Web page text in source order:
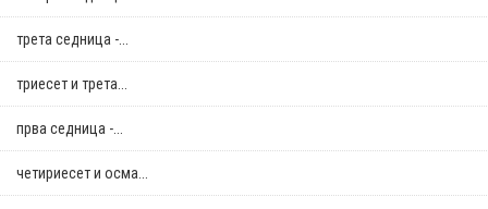
трета седница -...
триесет и трета...
прва седница -...
четириесет и осма...